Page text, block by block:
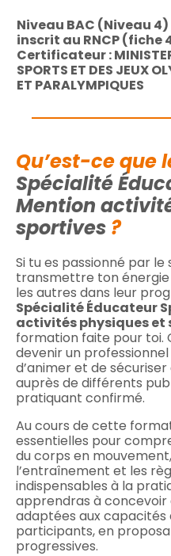
Niveau BAC (Niveau 4)
inscrit au RNCP (fiche
Certificateur :
SPORTS ET DES JEUX
ET PARALYMPIQUES
Qu’est-ce que
Spécialité
Mention
sportives ?
Si tu es passionné par
transmettre ton
les autres dans leur
Spécialité Éducateur
activités physiques et
formation faite pour toi.
devenir un
d’animer et de
auprès de différents
pratiquant confirmé.
Au cours de cette
essentielles pour
du corps en
l’entraînement et les
indispensables à la
apprendras à concevoir
adaptées aux capacités
participants, en
progressives.